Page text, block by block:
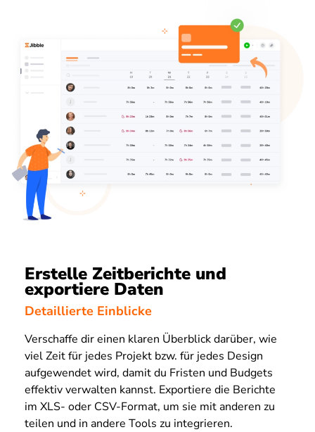
Erstelle Zeitberichte und
exportiere Daten
Detaillierte Einblicke
Verschaffe dir einen klaren Überblick darüber, wie
viel Zeit für jedes Projekt bzw. für jedes Design
aufgewendet wird, damit du Fristen und Budgets
effektiv verwalten kannst. Exportiere die Berichte
im XLS- oder CSV-Format, um sie mit anderen zu
teilen und in andere Tools zu integrieren.